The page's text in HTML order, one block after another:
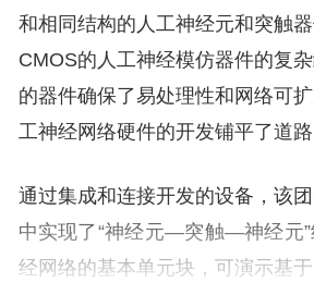
和相同结构的人工神经元和突触
CMOS的人工神经模仿器件的复
的器件确保了易处理性和网络可
工神经网络硬件的开发铺平了道路
通过集成和连接开发的设备，该
中实现了“神经元—突触—神经元
经网络的基本单元块，可演示基